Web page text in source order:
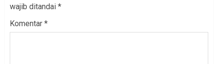
wajib ditandai *
Komentar *